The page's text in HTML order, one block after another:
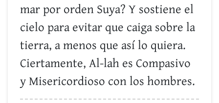
mar por orden Suya? Y sostiene el
cielo para evitar que caiga sobre la
tierra, a menos que así lo quiera.
Ciertamente, Al-lah es Compasivo
y Misericordioso con los hombres.